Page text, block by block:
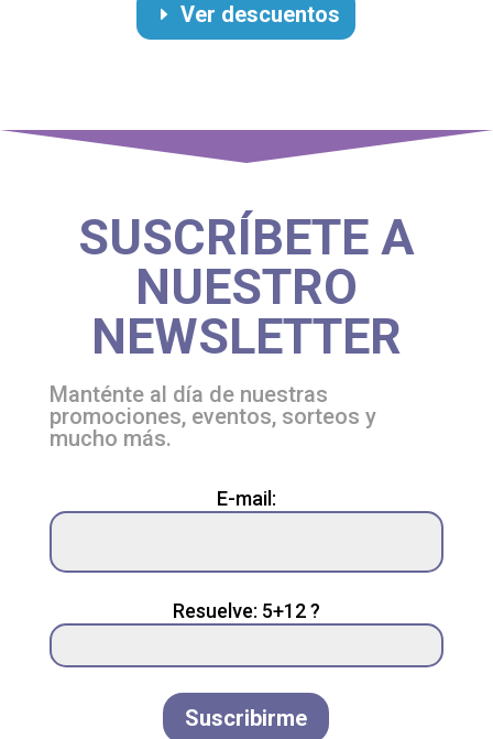
Ver descuentos
SUSCRÍBETE A
NUESTRO
NEWSLETTER
Manténte al día de nuestras
promociones, eventos, sorteos y
mucho más.
leave
this
field
E-mail:
Resuelve: 5+12 ?
Suscribirme